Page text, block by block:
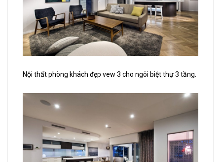
Nội thất phòng khách đẹp vew 3 cho ngôi biệt thự 3 tầng.